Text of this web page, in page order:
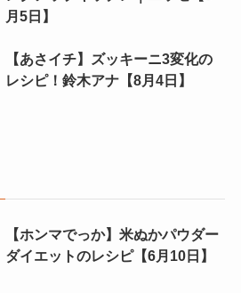
月5日】
【あさイチ】ズッキーニ3変化の
レシピ！鈴木アナ【8月4日】
【ホンマでっか】米ぬかパウダー
ダイエットのレシピ【6月10日】